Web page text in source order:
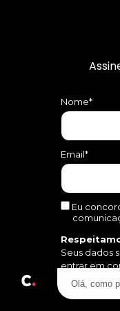
Nome*
Email*
Eu
Seus dados
entrar em
Olá, como